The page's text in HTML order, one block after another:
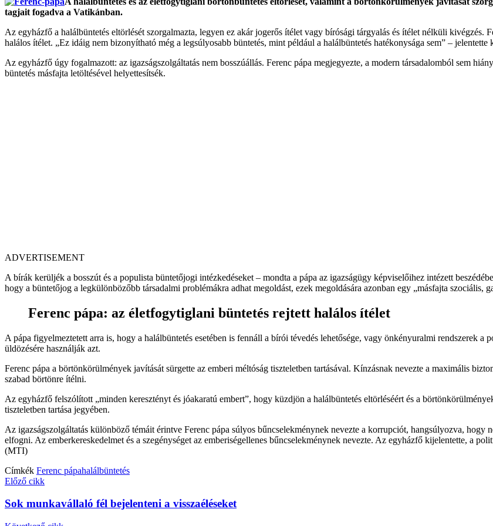
tagjait fogadva a Vatikánban.
Az egyházfő a halálbüntetés eltörlését szorgalmazta, legyen ez akár jogerős ítélet vagy bírósági tárgyalás és ítélet nélküli kivégzés.
halálos ítélet. „Ez idáig nem bizonyítható még a legsúlyosabb büntetés, mint például a halálbüntetés hatékonysága sem” – jelentette
Az egyházfő úgy fogalmazott: az igazságszolgáltatás nem bosszúállás. Ferenc pápa megjegyezte, a modern társadalomból sem
büntetés másfajta letöltésével helyettesítsék.
ADVERTISEMENT
A bírák kerüljék a bosszút és a populista büntetőjogi intézkedéseket – mondta a pápa az igazságügy képviselőihez intézett
hogy a büntetőjog a legkülönbözőbb társadalmi problémákra adhat megoldást, ezek megoldására azonban egy „másfajta szociális,
Ferenc pápa: az életfogytiglani büntetés rejtett halálos ítélet
A pápa figyelmeztetett arra is, hogy a halálbüntetés esetében is fennáll a bírói tévedés lehetősége, vagy önkényuralmi rendszerek
üldözésére használják azt.
Ferenc pápa a börtönkörülmények javítását sürgette az emberi méltóság tiszteletben tartásával. Kínzásnak nevezte a maximális
szabad börtönre ítélni.
Az egyházfő felszólított „minden keresztényt és jóakaratú embert”, hogy küzdjön a halálbüntetés eltörléséért és a
tiszteletben tartása jegyében.
Az igazságszolgáltatás különböző témáit érintve Ferenc pápa súlyos bűncselekménynek nevezte a korrupciót, hangsúlyozva, hogy
elfogni. Az emberkereskedelmet és a szegénységet az emberiségellenes bűncselekménynek nevezte. Az egyházfő kijelentette, a
(MTI)
Címkék Ferenc pápahalálbüntetés
Előző cikk
Sok munkavállaló fél bejelenteni a visszaéléseket